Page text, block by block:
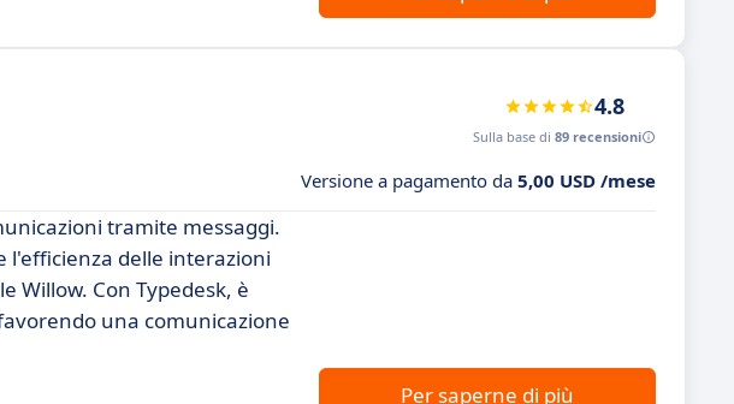
4.8
Sulla base di 89 recensioni
Versione a pagamento da 5,00 USD /mese
tramite messaggi.
l'efficienza delle interazioni
Willow. Con Typedesk, è
una comunicazione
Per saperne di più